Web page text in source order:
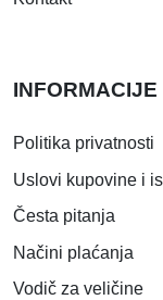
INFORMACIJE
Politika privatnosti
Uslovi kupovine i
Česta pitanja
Načini plaćanja
Vodič za veličine